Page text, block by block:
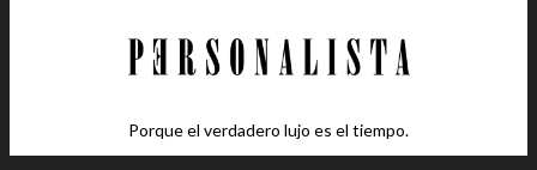
Porque el verdadero lujo es el tiempo.